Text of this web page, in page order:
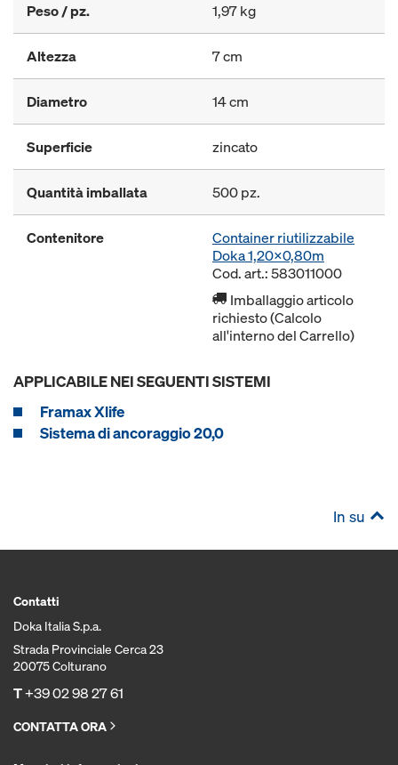
Peso / pz. 1,97 kg
Altezza 7 cm
Diametro 14 cm
Superficie zincato
Quantità imballata 500 pz.
Contenitore
Container riutilizzabile
Doka 1,20x0,80m
Cod. art.: 583011000
Imballaggio articolo
richiesto (Calcolo
all'interno del Carrello)
APPLICABILE NEI SEGUENTI SISTEMI
Framax Xlife
Sistema di ancoraggio 20,0
In su
Contatti
Doka Italia S.p.a.
Strada Provinciale Cerca 23
20075 Colturano
T+39 02 98 27 61
CONTATTA ORA